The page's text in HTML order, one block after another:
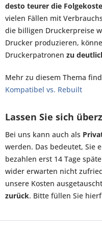
desto teurer die
vielen Fällen mit
die billigen Druckerpreise
Drucker produzieren,
Druckerpatronen zu
Mehr zu diesem Thema
Kompatibel vs. Rebuilt
Lassen Sie sich
Bei uns kann auch als
werden. Das bedeutet, Sie
bezahlen erst 14 Tage
wider erwarten nicht
unsere Kosten
zurück. Bitte füllen Sie